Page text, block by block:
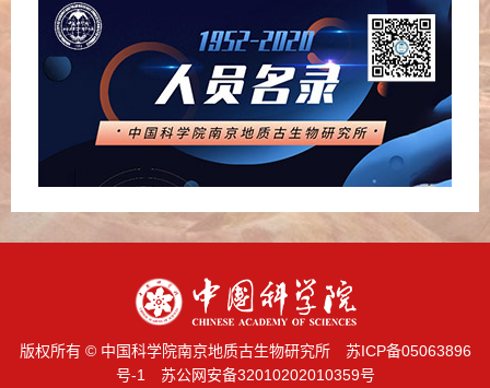
版权所有 © 中国科学院南京地质古生物研究所 苏ICP备05063896
号-1苏公网安备32010202010359号